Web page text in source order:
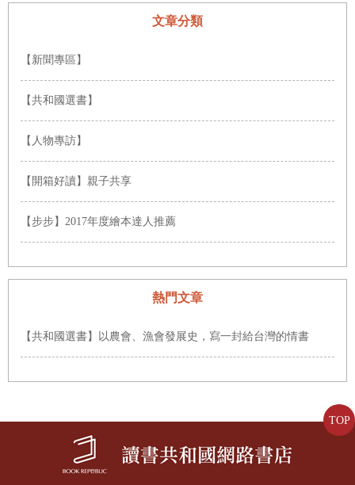
TOP
文章分類
【新聞專區】
【共和國選書】
【人物專訪】
【開箱好讀】親子共享
【步步】2017年度繪本達人推薦
熱門文章
【共和國選書】以農會、漁會發展史，寫一封給台灣的情書